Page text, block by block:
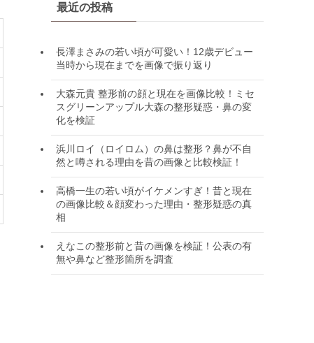
最近の投稿
長澤まさみの若い頃が可愛い！12歳デビュー
当時から現在までを画像で振り返り
大森元貴 整形前の顔と現在を画像比較！ミセ
スグリーンアップル大森の整形疑惑・鼻の変
化を検証
浜川ロイ（ロイロム）の鼻は整形？鼻が不自
然と噂される理由を昔の画像と比較検証！
高橋一生の若い頃がイケメンすぎ！昔と現在
の画像比較＆顔変わった理由・整形疑惑の真
相
えなこの整形前と昔の画像を検証！公表の有
無や鼻など整形箇所を調査